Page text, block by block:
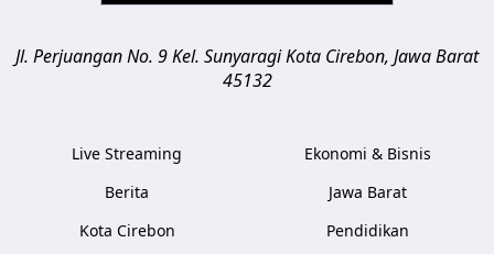
Jl. Perjuangan No. 9 Kel. SunyaragiKota Cirebon, Jawa Barat
45132
Live Streaming
Berita
Kota Cirebon
Ekonomi & Bisnis
Jawa Barat
Pendidikan